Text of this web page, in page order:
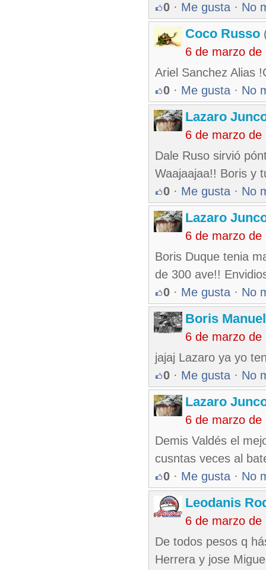
0 · Me gusta · No
Coco Russo
6 de marzo de
Ariel Sanchez Alias
0 · Me gusta · No
Lazaro
6 de marzo de
Dale Ruso sirvió
Waajaajaa!! Boris y
0 · Me gusta · No
Lazaro
6 de marzo de
Boris Duque tenia
de 300 ave!!
0 · Me gusta · No
Boris
6 de marzo de
jajaj Lazaro ya yo
0 · Me gusta · No
Lazaro
6 de marzo de
Demis Valdés el
cusntas veces al
0 · Me gusta · No
Leodanis
6 de marzo de
De todos pesos q
Herrera y jose